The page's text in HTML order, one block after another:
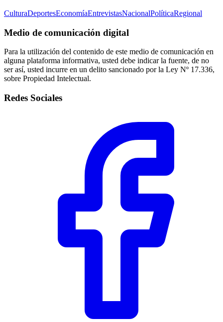
CulturaDeportesEconomíaEntrevistasNacionalPolíticaRegional
Medio de comunicación digital
Para la utilización del contenido de este medio de comunicación en
alguna plataforma informativa, usted debe indicar la fuente, de no
ser así, usted incurre en un delito sancionado por la Ley Nº 17.336,
sobre Propiedad Intelectual.
Redes Sociales